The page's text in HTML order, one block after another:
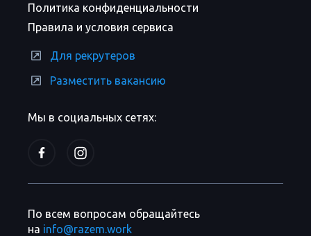
Мы в социальных сетях:
Политика конфиденциальности
Правила и условия сервиса
Для рекрутеров
Разместить вакансию
По всем вопросам обращайтесь
на info@razem.work